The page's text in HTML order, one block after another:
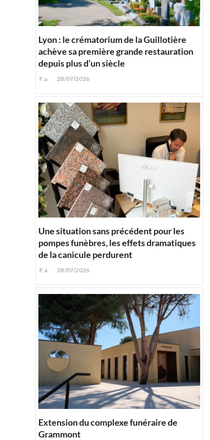
Lyon : le crématorium de la Guillotière
achève sa première grande restauration
depuis plus d’un siècle
F.a. 28/07/2026
Une situation sans précédent pour les
pompes funèbres, les effets dramatiques
de la canicule perdurent
F.a. 28/07/2026
Extension du complexe funéraire de
Grammont